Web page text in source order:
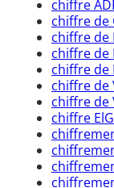
chiffre
chiffre de
chiffre de
chiffre de
chiffre de
chiffre de
chiffre de
chiffre